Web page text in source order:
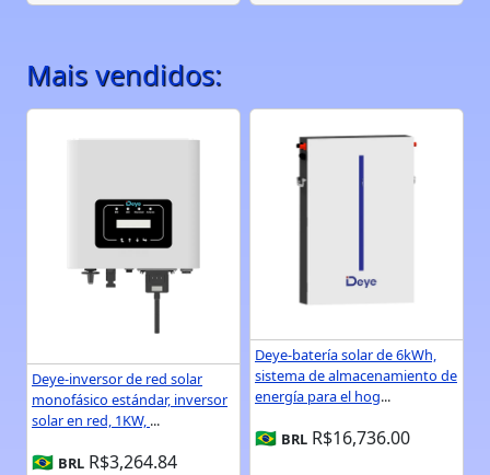
Mais vendidos:
Deye-inversor de red solar
monofásico estándar, inversor
solar en red, 1KW, ...
🇧🇷 BRL R$3,264.84
Deye-batería solar de 6kWh,
sistema de almacenamiento de
energía para el hog...
🇧🇷 BRL R$16,736.00